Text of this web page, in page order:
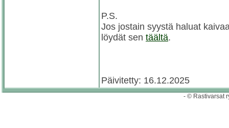
P.S.
Jos jostain syystä haluat
löydät sen täältä.
Päivitetty: 16.12.2025
- © Rastivarsat